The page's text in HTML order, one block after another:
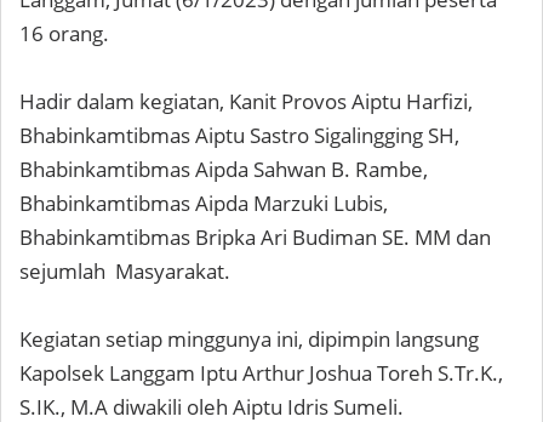
16 orang.
Hadir dalam kegiatan, Kanit Provos Aiptu Harfizi,
Bhabinkamtibmas Aiptu Sastro Sigalingging SH,
Bhabinkamtibmas Aipda Sahwan B. Rambe,
Bhabinkamtibmas Aipda Marzuki Lubis,
Bhabinkamtibmas Bripka Ari Budiman SE. MM dan
sejumlah Masyarakat.
Kegiatan setiap minggunya ini, dipimpin langsung
Kapolsek Langgam Iptu Arthur Joshua Toreh S.Tr.K.,
S.IK., M.A diwakili oleh Aiptu Idris Sumeli.